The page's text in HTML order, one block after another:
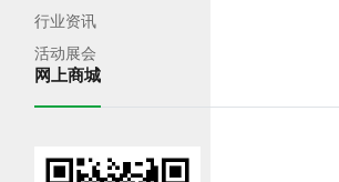
行业资讯
活动展会
网上商城